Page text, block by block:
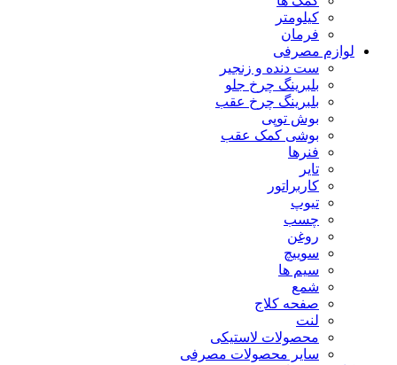
کیلومتر
فرمان
لوازم مصرفی
ست دنده و زنجیر
بلبرینگ چرخ جلو
بلبرینگ چرخ عقب
بوش توپی
بوشی کمک عقب
فنرها
تایر
کاربراتور
تیوپ
چسب
روغن
سوییچ
سیم ها
شمع
صفحه کلاج
لنت
محصولات لاستیکی
سایر محصولات مصرفی